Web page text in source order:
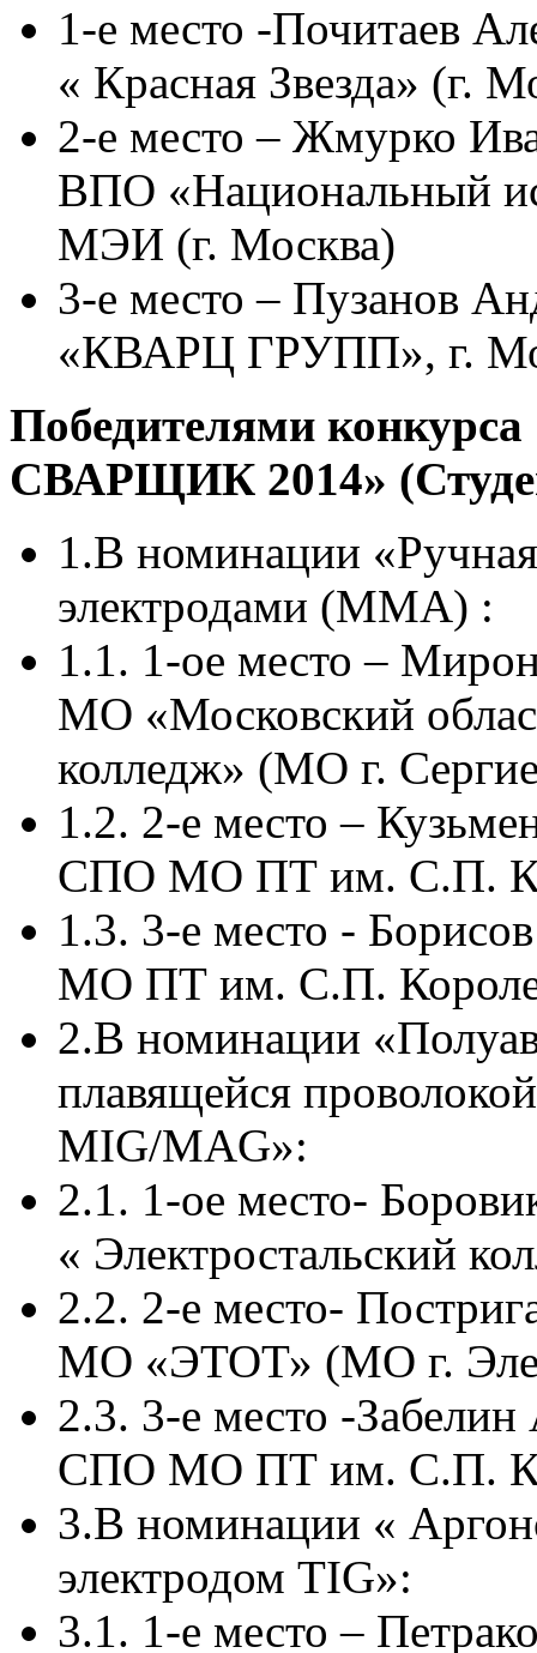
1-е место -Почитаев
« Красная Звезда» (г.
2-е место – Жмурко
ВПО «Национальный
МЭИ (г. Москва)
3-е место – Пузанов
«КВАРЦ ГРУПП», г.
Победителями
СВАРЩИК 2014»
1.В номинации
электродами (ММА) :
1.1. 1-ое место –
МО «Московский
колледж» (МО г.
1.2. 2-е место –
СПО МО ПТ им. С.П.
1.3. 3-е место -
МО ПТ им. С.П.
2.В номинации
плавящейся
МIG/MAG»:
2.1. 1-ое место-
« Электростальский
2.2. 2-е место-
МО «ЭТОТ» (МО г.
2.3. 3-е место -
СПО МО ПТ им. С.П.
3.В номинации «
электродом TIG»:
3.1. 1-е место –